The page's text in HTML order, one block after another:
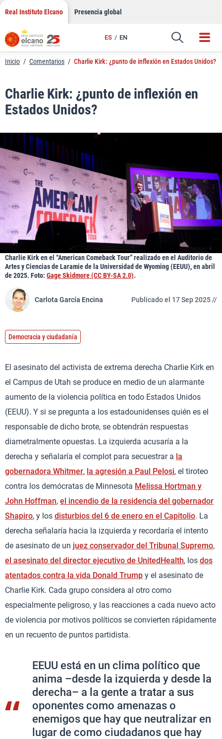
Saltar
contenido
Real Instituto Elcano Presencia global
ES EN
Enlace
Inicio / Comentarios / Charlie Kirk: ¿punto de inflexión en Estados Unidos?
Charlie Kirk: ¿punto de inflexión en
Estados Unidos?
Charlie Kirk en el “American Comeback Tour” realizado en el Auditorio de
Artes y Ciencias de Laramie de la Universidad de Wyoming (EEUU), en abril
de 2025. Foto: Gage Skidmore (CC BY-SA 2.0).
Carlota García Encina Publicado el 17 Sep 2025 //
Democracia y ciudadanía
El asesinato del activista de extrema derecha Charlie Kirk en
el Campus de Utah se produce en medio de un alarmante
aumento de la violencia política en todo Estados Unidos
(EEUU). Y si se pregunta a los estadounidenses quién es el
responsable de dicho brote, se obtendrán respuestas
diametralmente opuestas. La izquierda acusaría a la
derecha y señalaría el complot para secuestrar a la
gobernadora Whitmer, la agresión a Paul Pelosi, el tiroteo
contra los demócratas de Minnesota Melissa Hortman y
John Hoffman, el incendio de la residencia del gobernador
Shapiro, y los disturbios del 6 de enero en el Capitolio. La
derecha señalaría hacia la izquierda y recordaría el intento
de asesinato de un juez conservador del Tribunal Supremo,
el asesinato del director ejecutivo de UnitedHealth, los dos
atentados contra la vida Donald Trump y el asesinato de
Charlie Kirk. Cada grupo considera al otro como
especialmente peligroso, y las reacciones a cada nuevo acto
de violencia por motivos políticos se convierten rápidamente
en un recuento de puntos partidista.
EEUU está en un clima político que
anima –desde la izquierda y desde la
derecha– a la gente a tratar a sus
oponentes como amenazas o
enemigos que hay que neutralizar en
lugar de como ciudadanos que hay